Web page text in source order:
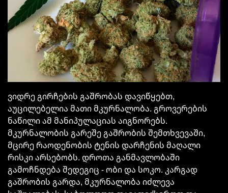
ვიდრე გირჩების გაშრობას დავიწყებთ,
აუცილებელია მათი მკურნალობა. გროვერების
ნაწილი ამ მანიპულაციას აიგნორებს.
მკურნალობის გარეშე გაშრობის შემთხვევაში,
მცირე რაოდენობის ტენის დარჩენის მაღალი
რისკი არსებობს. დროთა განმავლობაში
გამოჩნდება შედეგიც - ობი და სოკო. კარგად
გაშრობის გარდა, მკურნალობა იძლევა